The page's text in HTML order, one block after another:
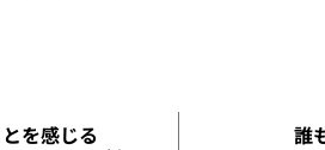
を感じる
誰